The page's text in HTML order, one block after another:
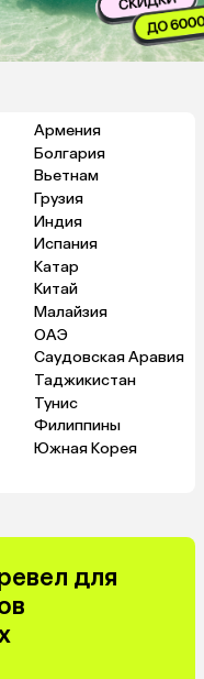
Армения
Болгария
Вьетнам
Грузия
Индия
Испания
Катар
Китай
Малайзия
ОАЭ
Саудовская Аравия
Таджикистан
Тунис
Филиппины
Южная Корея
для